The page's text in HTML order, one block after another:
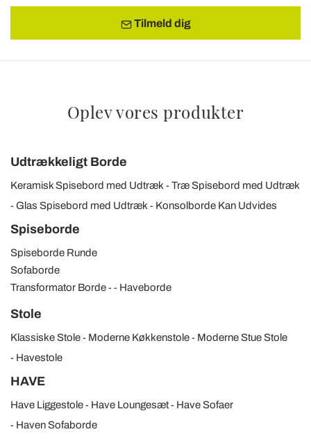
Tilmeld dig
Oplev vores produkter
Udtrækkeligt Borde
Keramisk Spisebord med Udtræk
Træ Spisebord med Udtræk
Glas Spisebord med Udtræk
Konsolborde Kan Udvides
Spiseborde
Spiseborde Runde
Sofaborde
Transformator Borde
Haveborde
Stole
Klassiske Stole Moderne Køkkenstole
Moderne Stue Stole
Havestole
HAVE
Have Liggestole Have Loungesæt
Have Sofaer
Haven Sofaborde